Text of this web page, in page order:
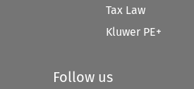
Tax Law
Kluwer PE+
Follow us